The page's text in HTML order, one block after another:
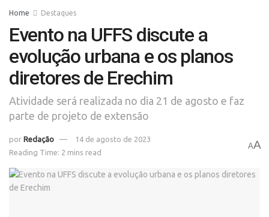
Home Destaques
Evento na UFFS discute a
evolução urbana e os planos
diretores de Erechim
Atividade será realizada no dia 21 de agosto e faz
parte de projeto de extensão
por Redação
14 de agosto de 2023
Reading Time: 2 mins read
AA